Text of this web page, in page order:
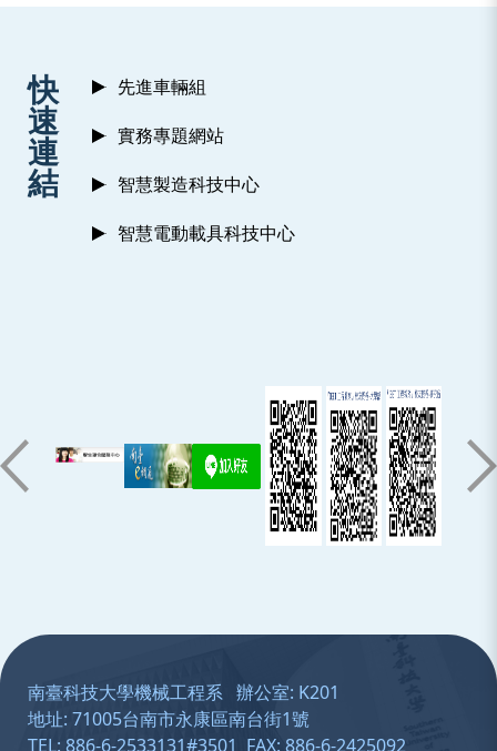
快
速
連
結
先進車輛組
實務專題網站
智慧製造科技中心
智慧電動載具科技中心
南臺科技大學機械工程系 辦公室: K201
地址: 71005台南市永康區南台街1號
TEL: 886-6-2533131#3501 FAX: 886-6-2425092